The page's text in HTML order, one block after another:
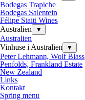
Bodegas Trapiche
Bodegas Salentein
Félipe Staiti Wines
Australien
▼
Australien
Vinhuse i Australien
▼
Peter Lehmann, Wolf Blass
Penfolds, Frankland Estate
New Zealand
Links
Kontakt
Spring menu